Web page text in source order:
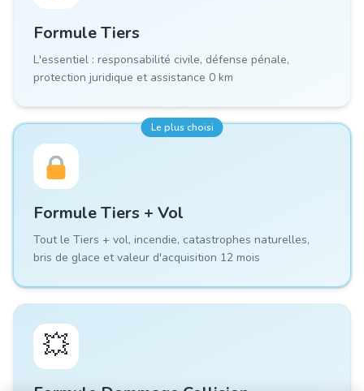
FormuleTiers
L'essentiel : responsabilité civile, défense pénale,
protection juridique et assistance 0 km
Le plus choisi
FormuleTiers + Vol
Tout le Tiers + vol, incendie, catastrophes naturelles,
bris de glace et valeur d'acquisition 12 mois
💥